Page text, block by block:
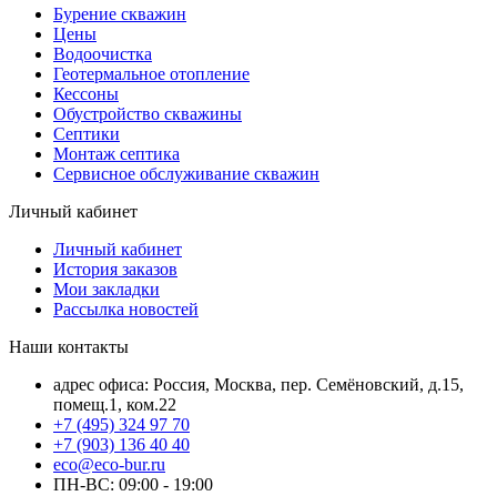
Бурение скважин
Цены
Водоочистка
Геотермальное отопление
Кессоны
Обустройство скважины
Септики
Монтаж септика
Сервисное обслуживание скважин
Личный кабинет
Личный кабинет
История заказов
Мои закладки
Рассылка новостей
Наши контакты
адрес офиса: Россия, Москва, пер. Семёновский, д.15,
помещ.1, ком.22
+7 (495) 324 97 70
+7 (903) 136 40 40
eco@eco-bur.ru
ПН-ВС: 09:00 - 19:00